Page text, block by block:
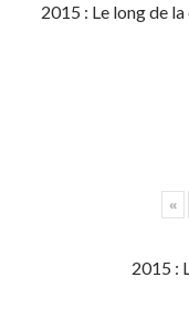
2015 : Le long de
«
2015 :